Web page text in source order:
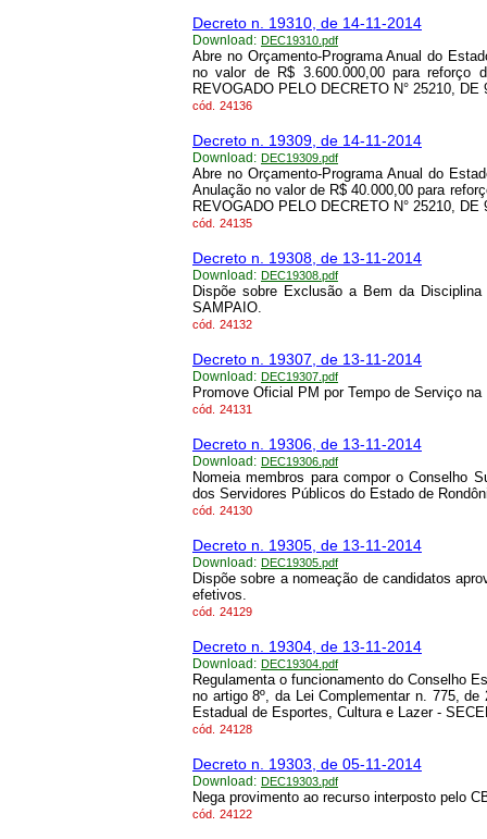
Decreto n. 19310, de 14-11-2014
Download: DEC19310.pdf
Abre no Orçamento-Programa Anual do
no valor de R$ 3.600.000,00 para reforço
REVOGADO PELO DECRETO N° 25210, DE
cód. 24136
Decreto n. 19309, de 14-11-2014
Download: DEC19309.pdf
Abre no Orçamento-Programa Anual do
Anulação no valor de R$ 40.000,00 para
REVOGADO PELO DECRETO N° 25210, DE
cód. 24135
Decreto n. 19308, de 13-11-2014
Download: DEC19308.pdf
Dispõe sobre Exclusão a Bem da
SAMPAIO.
cód. 24132
Decreto n. 19307, de 13-11-2014
Download: DEC19307.pdf
Promove Oficial PM por Tempo de Serviço
cód. 24131
Decreto n. 19306, de 13-11-2014
Download: DEC19306.pdf
Nomeia membros para compor o Conselho
dos Servidores Públicos do Estado de
cód. 24130
Decreto n. 19305, de 13-11-2014
Download: DEC19305.pdf
Dispõe sobre a nomeação de candidatos
efetivos.
cód. 24129
Decreto n. 19304, de 13-11-2014
Download: DEC19304.pdf
Regulamenta o funcionamento do Conselho
no artigo 8º, da Lei Complementar n. 775,
Estadual de Esportes, Cultura e Lazer -
cód. 24128
Decreto n. 19303, de 05-11-2014
Download: DEC19303.pdf
Nega provimento ao recurso interposto pelo
cód. 24122